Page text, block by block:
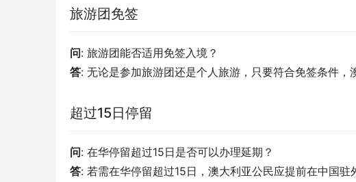
旅游团免签
问: 旅游团能否适用免签入境？
答: 无论是参加旅游团还是个人旅游，只要符合免签条件，
超过15日停留
问: 在华停留超过15日是否可以办理延期？
答: 若需在华停留超过15日，澳大利亚公民应提前在中国